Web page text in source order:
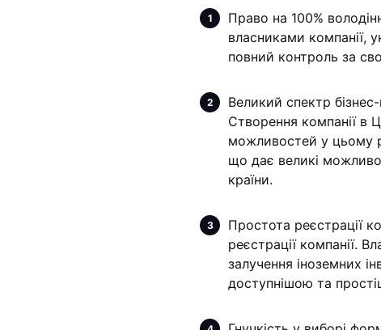
Право на 100%
власниками компанії,
повний контроль за
Великий спектр
Створення компанії в
можливостей у цьому
що дає великі
країни.
Простота реєстрації
реєстрації компанії.
залучення іноземних
доступнішою та